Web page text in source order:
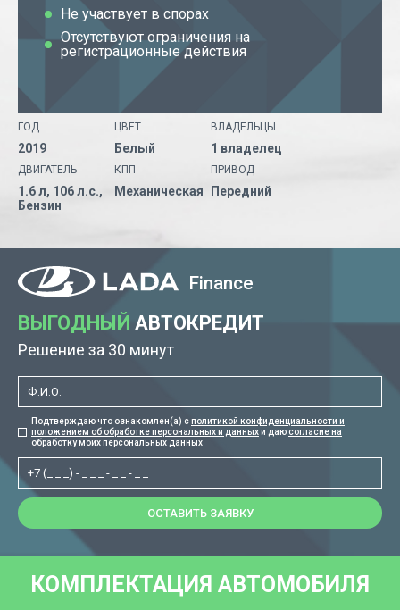
Не участвует в спорах
Отсутствуют ограничения на
регистрационные действия
ГОД
2019
ЦВЕТ
Белый
ВЛАДЕЛЬЦЫ
1 владелец
ДВИГАТЕЛЬ
1.6 л, 106 л.с.,
Бензин
КПП
Механическая
ПРИВОД
Передний
Finance
ВЫГОДНЫЙ АВТОКРЕДИТ
Решение за 30 минут
Подтверждаю что ознакомлен(а) сполитикой конфиденциальности и
положением об обработке персональных и данныхи даю согласие на
обработку моих персональных данных
ОСТАВИТЬ ЗАЯВКУ
КОМПЛЕКТАЦИЯ АВТОМОБИЛЯ